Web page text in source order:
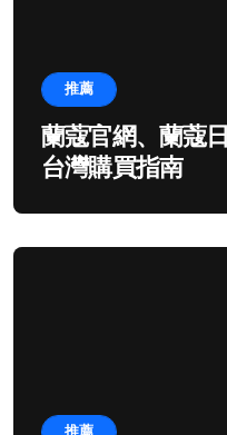
推薦
蘭蔻官網、蘭蔻
台灣購買指南